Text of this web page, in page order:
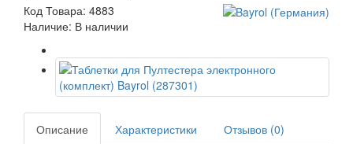
Код Товара: 4883
Наличие: В наличии
Описание Характеристики Отзывов (0)